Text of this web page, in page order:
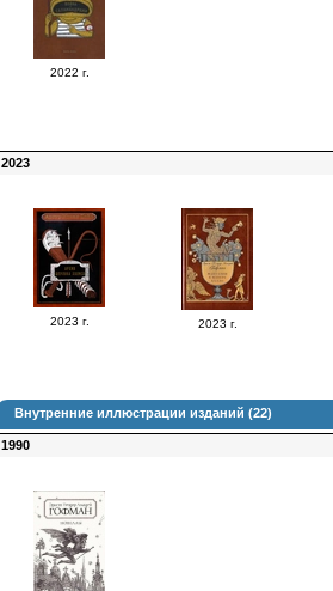
2022 г.
2023
2023 г. 2023 г.
Внутренние иллюстрации изданий (22)
1990